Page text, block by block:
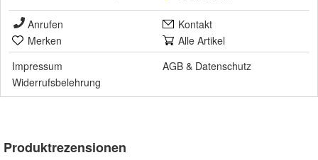
Anrufen
Kontakt
Merken
Alle Artikel
Impressum
AGB & Datenschutz
Widerrufsbelehrung
Produktrezensionen